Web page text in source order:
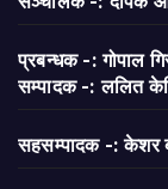
प्रबन्धक -: गोपाल
सम्पादक -: ललित
सहसम्पादक -: केशर